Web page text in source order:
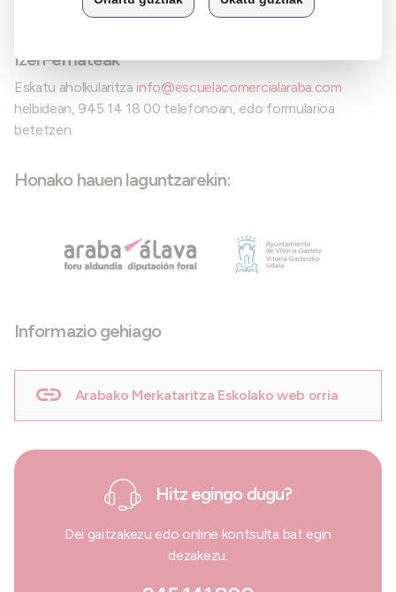
diruz lagunduta.
Izen-emateak
Eskatu aholkularitza info@escuelacomercialaraba.com
helbidean, 945 14 18 00 telefonoan, edo formularioa
betetzen.
Honako hauen laguntzarekin:
Informazio gehiago
Arabako Merkataritza Eskolako web orria
Hitz egingo dugu?
Dei gaitzakezu edo online kontsulta bat egin
dezakezu.